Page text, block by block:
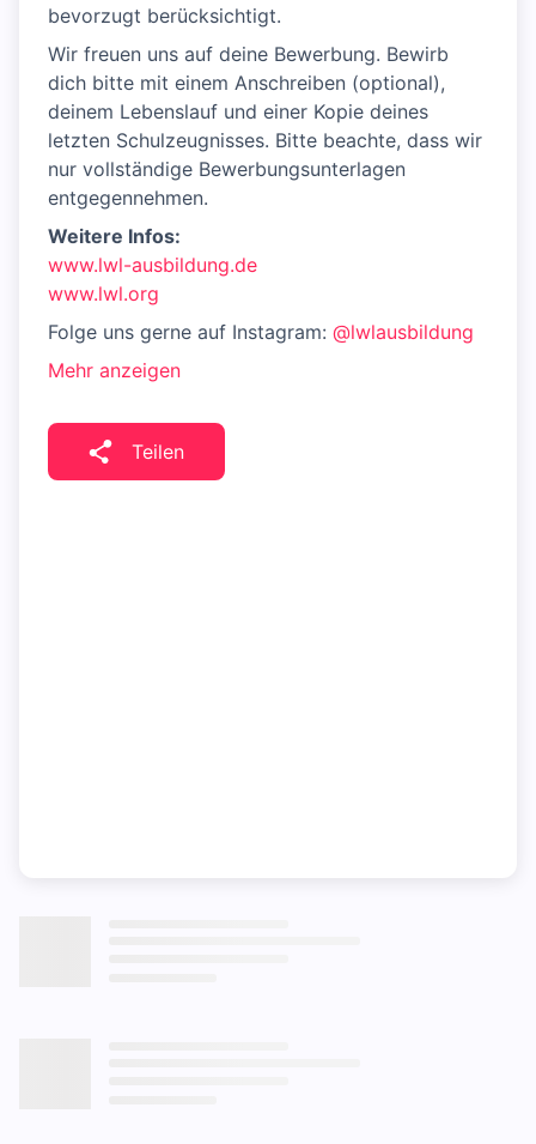
bevorzugt berücksichtigt.
Wir freuen uns auf deine Bewerbung. Bewirb
dich bitte mit einem Anschreiben (optional),
deinem Lebenslauf und einer Kopie deines
letzten Schulzeugnisses. Bitte beachte, dass wir
nur vollständige Bewerbungsunterlagen
entgegennehmen.
Weitere Infos:
www.lwl-ausbildung.de
www.lwl.org
Folge uns gerne auf Instagram: @lwlausbildung
Mehr anzeigen
Teilen